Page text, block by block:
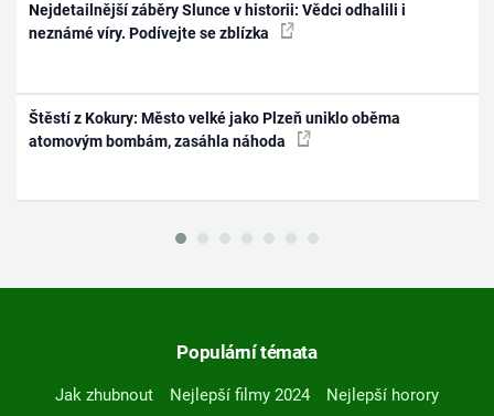
Nejdetailnější záběry Slunce v historii: Vědci odhalili i
neznámé víry. Podívejte se zblízka
Štěstí z Kokury: Město velké jako Plzeň uniklo oběma
atomovým bombám, zasáhla náhoda
Populární témata
Jak zhubnout Nejlepší filmy 2024
Nejlepší horory